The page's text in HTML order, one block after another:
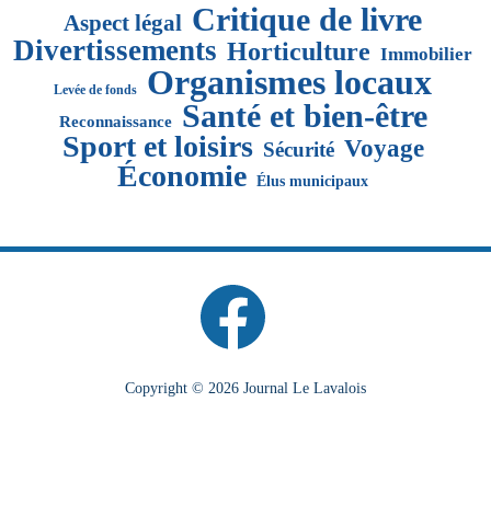
Aspect légal Critique de livre
Divertissements Horticulture Immobilier
Levée de fonds Organismes locaux
Reconnaissance Santé et bien-être
Sport et loisirs Sécurité Voyage
Économie Élus municipaux
Copyright © 2026 Journal Le Lavalois